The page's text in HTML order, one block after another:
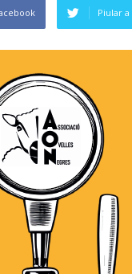
Piular